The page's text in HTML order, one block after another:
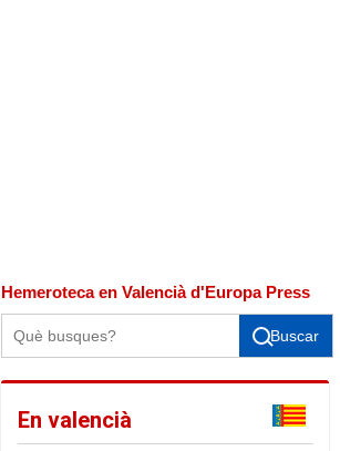
Hemeroteca en Valencià d'Europa Press
Buscar
En valencià